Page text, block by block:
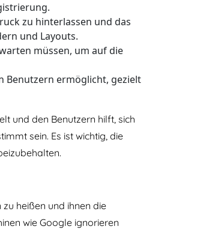
zu hinterlassen und das
und Layouts.
müssen, um auf die
Benutzern ermöglicht, gezielt
und den Benutzern hilft, sich
sein. Es ist wichtig, die
heißen und ihnen die
wie Google ignorieren